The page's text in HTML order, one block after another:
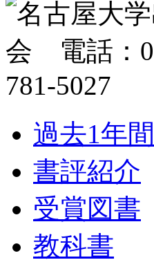
過去1年
書評紹介
受賞図書
教科書